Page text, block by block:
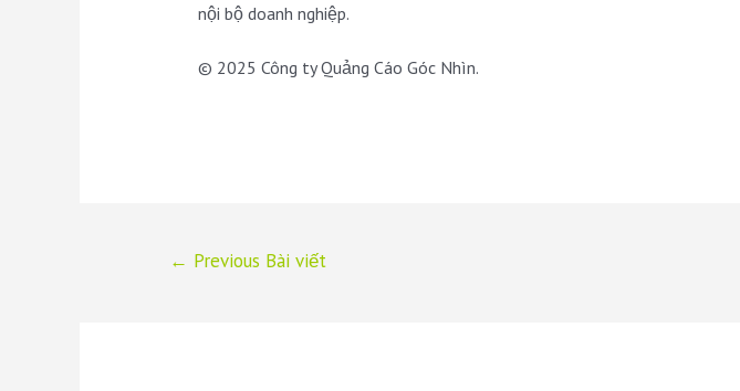
nội bộ doanh nghiệp.
© 2025 Công ty Quảng Cáo Góc Nhìn.
← Previous Bài viết